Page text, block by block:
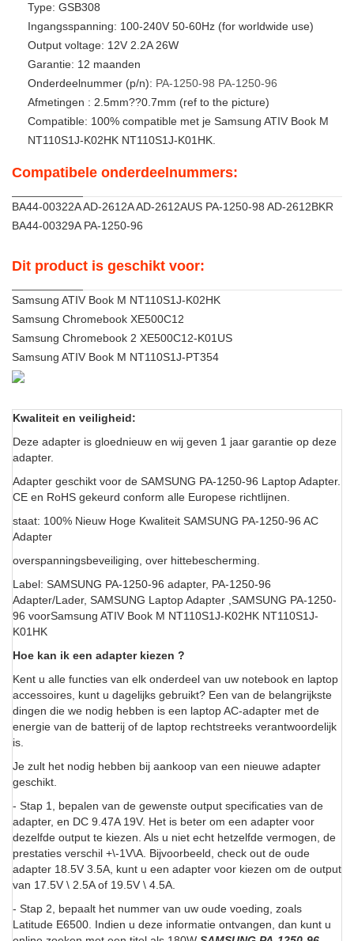
Type: GSB308
Ingangsspanning: 100-240V 50-60Hz (for worldwide use)
Output voltage: 12V 2.2A 26W
Garantie: 12 maanden
Onderdeelnummer (p/n): PA-1250-98 PA-1250-96
Afmetingen : 2.5mm??0.7mm (ref to the picture)
Compatible: 100% compatible met je Samsung ATIV Book M
NT110S1J-K02HK NT110S1J-K01HK.
Compatibele onderdeelnummers:
BA44-00322A AD-2612A AD-2612AUS PA-1250-98 AD-2612BKR
BA44-00329A PA-1250-96
Dit product is geschikt voor:
Samsung ATIV Book M NT110S1J-K02HK
Samsung Chromebook XE500C12
Samsung Chromebook 2 XE500C12-K01US
Samsung ATIV Book M NT110S1J-PT354
Kwaliteit en veiligheid:
Deze adapter is gloednieuw en wij geven 1 jaar garantie op deze
adapter.
Adapter geschikt voor de SAMSUNG PA-1250-96 Laptop Adapter.
CE en RoHS gekeurd conform alle Europese richtlijnen.
staat: 100% Nieuw Hoge Kwaliteit SAMSUNG PA-1250-96 AC
Adapter
overspanningsbeveiliging, over hittebescherming.
Label: SAMSUNG PA-1250-96 adapter, PA-1250-96
Adapter/Lader, SAMSUNG Laptop Adapter ,SAMSUNG PA-1250-
96 voorSamsung ATIV Book M NT110S1J-K02HK NT110S1J-
K01HK
Hoe kan ik een adapter kiezen ?
Kent u alle functies van elk onderdeel van uw notebook en laptop
accessoires, kunt u dagelijks gebruikt? Een van de belangrijkste
dingen die we nodig hebben is een laptop AC-adapter met de
energie van de batterij of de laptop rechtstreeks verantwoordelijk
is.
Je zult het nodig hebben bij aankoop van een nieuwe adapter
geschikt.
- Stap 1, bepalen van de gewenste output specificaties van de
adapter, en DC 9.47A 19V. Het is beter om een adapter voor
dezelfde output te kiezen. Als u niet echt hetzelfde vermogen, de
prestaties verschil +\-1V\A. Bijvoorbeeld, check out de oude
adapter 18.5V 3.5A, kunt u een adapter voor kiezen om de output
van 17.5V \ 2.5A of 19.5V \ 4.5A.
- Stap 2, bepaalt het nummer van uw oude voeding, zoals
Latitude E6500. Indien u deze informatie ontvangen, dan kunt u